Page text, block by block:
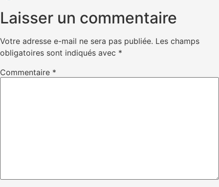
Laisser un commentaire
Votre adresse e-mail ne sera pas publiée. Les champs
obligatoires sont indiqués avec *
Commentaire *